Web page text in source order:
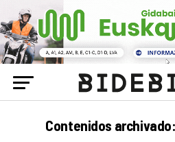
Contenidos